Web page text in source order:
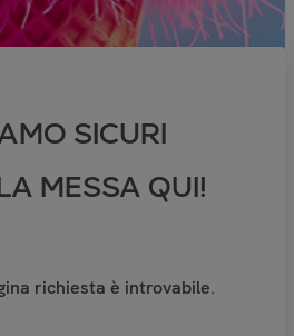
SICURI
MESSA QUI!
richiesta è introvabile.